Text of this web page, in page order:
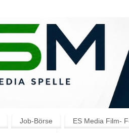
Job-Börse ES Media Film-